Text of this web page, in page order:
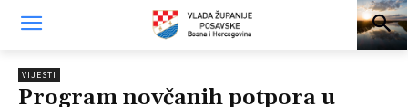
VIJESTI
Program novčanih potpora u